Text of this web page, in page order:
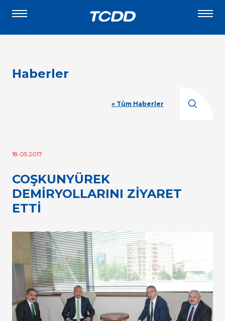
Haberler
« Tüm Haberler
18.05.2017
COŞKUNYÜREK
DEMİRYOLLARINI ZİYARET
ETTİ